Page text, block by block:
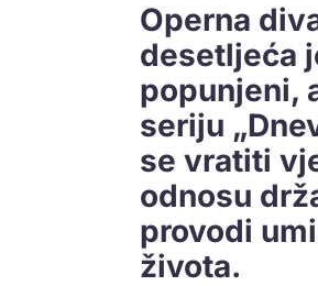
Operna
desetljeća
popunjeni,
seriju
se vratiti
odnosu
provodi
života.